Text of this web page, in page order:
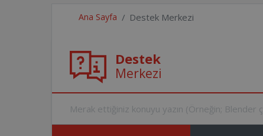
Ana Sayfa Destek Merkezi
Destek
Merkezi